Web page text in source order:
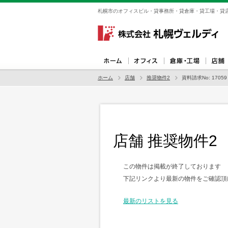
札幌市のオフィスビル・貸事務所・貸倉庫・貸工場・
ホーム 店舗 推奨物件2 資料請求No: 17059
店舗 推奨物件2
この物件は掲載が終了しております
下記リンクより最新の物件をご確認
最新のリストを見る